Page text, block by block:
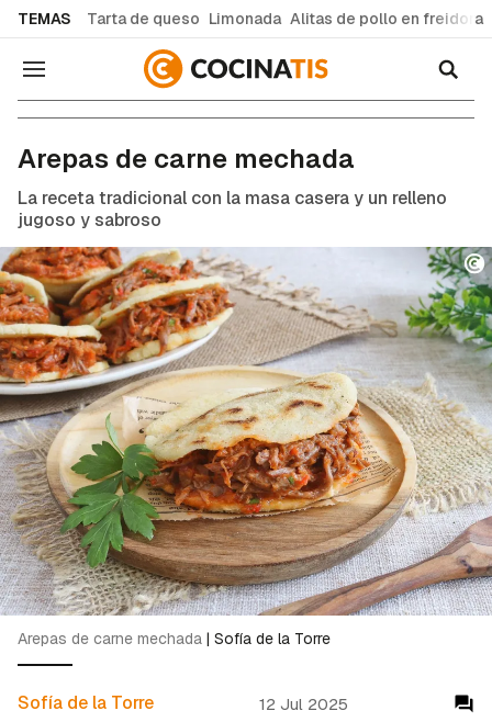
TEMAS Tarta de queso Limonada Alitas de pollo en freidora
Navegación
Arepas de carne mechada
La receta tradicional con la masa casera y un relleno
jugoso y sabroso
Sofía de la Torre 12 Jul 2025
Arepas de carne mechada | Sofía de la Torre